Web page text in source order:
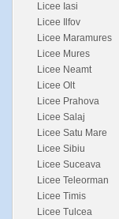
Licee Iasi
Licee Ilfov
Licee Maramures
Licee Mures
Licee Neamt
Licee Olt
Licee Prahova
Licee Salaj
Licee Satu Mare
Licee Sibiu
Licee Suceava
Licee Teleorman
Licee Timis
Licee Tulcea